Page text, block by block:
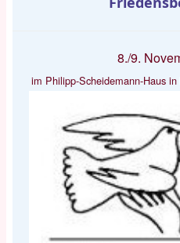
8./9.
im Philipp-Scheidemann-Haus